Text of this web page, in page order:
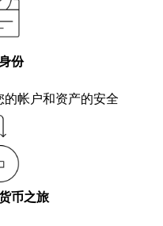
份
的帐户和资产的安全
币之旅